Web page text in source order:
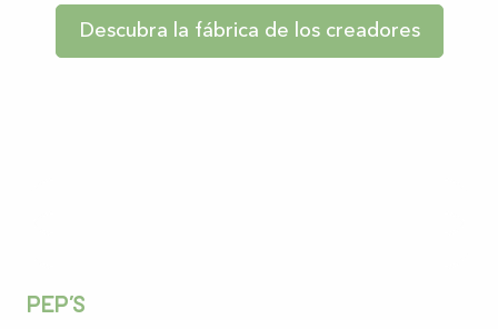
Descubra la fábrica de los creadores
Pep’s